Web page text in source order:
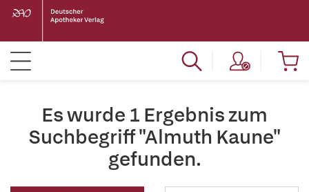
Es wurde 1 Ergebnis zum
Suchbegriff "Almuth Kaune"
gefunden.